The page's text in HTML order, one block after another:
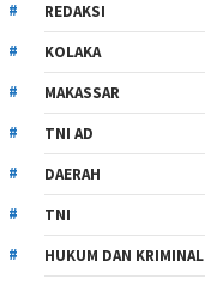
REDAKSI
KOLAKA
MAKASSAR
TNI AD
DAERAH
TNI
HUKUM DAN KRIMINAL